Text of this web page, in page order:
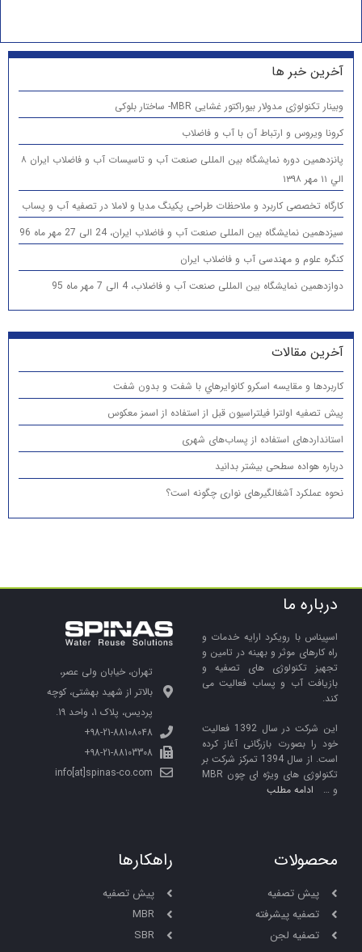
آخرین خبر ها
وبینار تکنولوژی مدولار بیوراکتور غشایی MBR- ساختار بلوکی
کرونا ویروس و ارتباط آن با آب و فاضلاب
پانزدهمين دوره نمایشگاه بین المللی صنعت آب و تاسیسات آب و فاضلاب ایران ۸
الي ۱۱ مهر ۱۳۹۸
کارگاه تخصصی کاربرد و ملاحظات طراحی پکینگ مدیا و لاملا در تصفیه آب و پساب
سیزدهمین نمایشگاه بین المللی صنعت آب و فاضلاب ایران، 24 الی 27 مهر ماه 96
کنگره علوم و مهندسی آب و فاضلاب ایران
دوازدهمین نمایشگاه بین المللی صنعت آب و فاضلاب، 4 الی 7 مهر ماه 95
آخرین مقالات
كاربردها و مقایسه اسكرو كانوايرهاي با شفت و بدون شفت
پیش تصفیه اولترا فیلتراسیون قبل از استفاده از اسمز معکوس
استانداردهای استفاده از پساب‌های شهری
درباره هواده سطحی بیشتر بدانید
نحوه عملکرد آشغالگیرهای نواری چگونه است؟
درباره ما
اسپیناس با رویکرد ارایه خدمات و
راه کارهای موثر و بهینه در تامین و
تجهیز تکنولوژی های تصفیه و
بازیافت آب و پساب فعالیت می
کند.
این شرکت در سال 1392 فعالیت
خود را بصورت بازرگانی آغاز کرده
است. از سال 1394 تمرکز شرکت بر
تکنولوژی های ویژه ای چون MBR
و … ادامه مطلب
تهران، خیابان ولی عصر،
بالاتر از شهید بهشتی، کوچه
پردیس، پلاک 1، واحد 19.
98-21-88108048+
98-21-88103308+
info[at]spinas-co.com
محصولات
پیش تصفیه
تصفیه پیشرفته
تصفیه لجن
راهکارها
پیش تصفیه
MBR
SBR